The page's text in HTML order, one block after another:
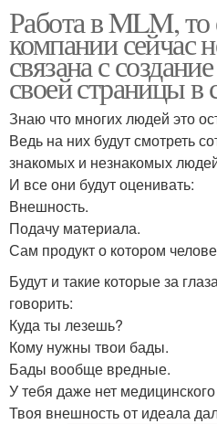
Работа в MLM, то
компании сейчас
связана с
своей страницы в
Знаю что многих людей это
Ведь на них будут смотреть
знакомых и незнакомых
И все они будут оценивать:
Внешность.
Подачу материала.
Сам продукт о котором
Будут и такие которые за
говорить:
Куда ты лезешь?
Кому нужны твои бады.
Бады вообще вредные.
У тебя даже нет
Твоя внешность от идеала